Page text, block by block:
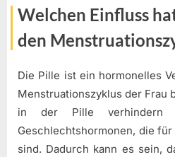
Welchen Einfluss
den
Die Pille ist ein hormonelles
Menstruationszyklus der Frau
in der Pille verhindern
Geschlechtshormonen, die
sind. Dadurch kann es sein,